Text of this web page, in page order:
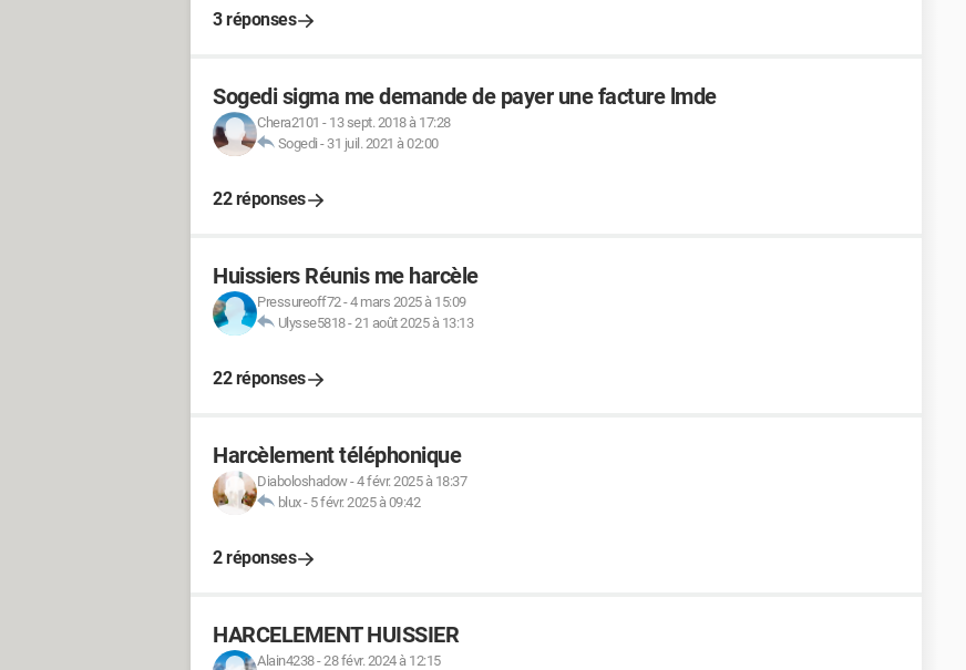
3 réponses
Sogedi sigma me demande de payer une facture lmde
Chera2101 - 13 sept. 2018 à 17:28
Sogedi - 31 juil. 2021 à 02:00
22 réponses
Huissiers Réunis me harcèle
Pressureoff72-4 mars 2025 à 15:09
Ulysse5818-21 août 2025 à 13:13
22 réponses
Harcèlement téléphonique
Diaboloshadow-4 févr. 2025 à 18:37
blux- 5 févr. 2025 à 09:42
2 réponses
HARCELEMENT HUISSIER
Alain4238-28 févr. 2024 à 12:15